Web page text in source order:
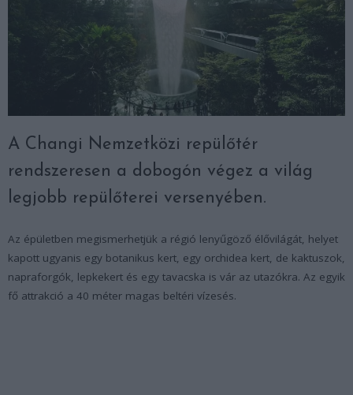
A Changi Nemzetközi repülőtér
rendszeresen a dobogón végez a világ
legjobb repülőterei versenyében.
Az épületben megismerhetjük a régió lenyűgöző élővilágát, helyet
kapott ugyanis egy botanikus kert, egy orchidea kert, de kaktuszok,
napraforgók, lepkekert és egy tavacska is vár az utazókra. Az egyik
fő attrakció a 40 méter magas beltéri vízesés.